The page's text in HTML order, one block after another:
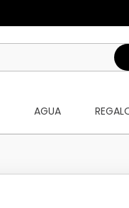
AGUA